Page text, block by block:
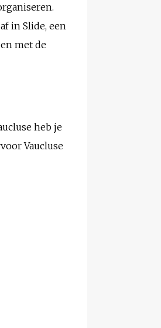
in Slide, een
met de
heb je
Vaucluse